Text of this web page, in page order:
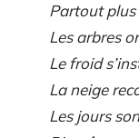
Partout plus
Les arbres
Le froid
La neige
Les jours